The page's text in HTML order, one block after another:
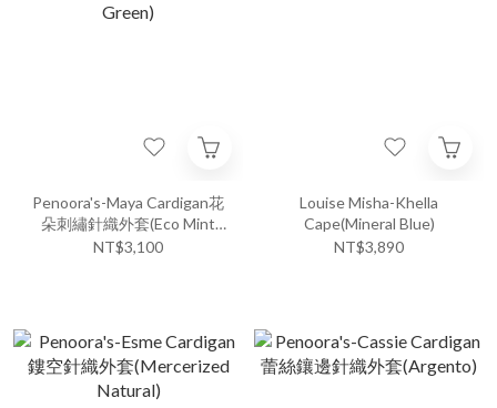
Penoora's-Maya Cardigan花
朵刺繡針織外套(Eco Mint
Green)
NT$3,100
Louise Misha-Khella
Cape(Mineral Blue)
NT$3,890